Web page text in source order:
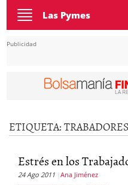
Toggle
navigation
Las Pymes
Publicidad
ETIQUETA:
Estrés en los
24 Ago 2011 Ana Jiménez